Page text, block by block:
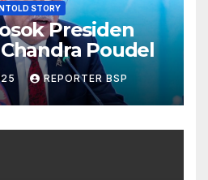
STORY
Presiden
Poudel
REPORTER BSP